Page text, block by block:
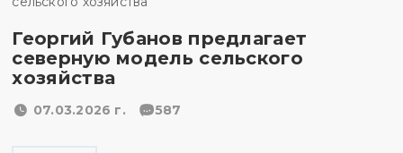
Георгий Губанов предлагает
северную модель сельского
хозяйства
07.03.2026 г. 587